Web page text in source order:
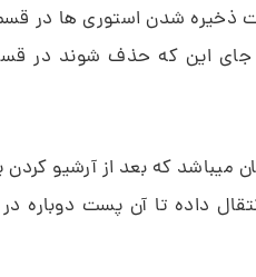
ذخیره شدن استوری ها در
شما بعد از 24 ساعت دیگر به جای این که حذف
که بعد از آرشیو
داده تا آن پست دوباره